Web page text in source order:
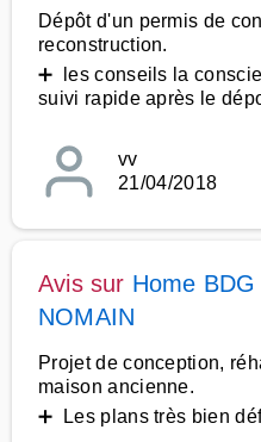
Dépôt d'un permis de
reconstruction.
➕ les conseils la
suivi rapide après le
vv
21/04/2018
Avis sur Home BDG
NOMAIN
Projet de conception,
maison ancienne.
➕ Les plans très bien